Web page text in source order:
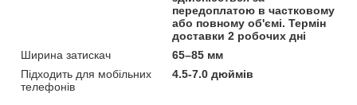
передоплатою в частковому
або повному об'ємі. Термін
доставки 2 робочих дні
Ширина затискач
65–85 мм
Підходить для мобільних
телефонів
4.5-7.0 дюймів